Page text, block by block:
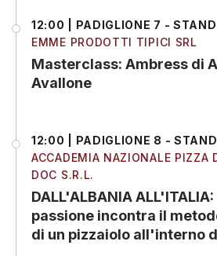
12:00 | PADIGLIONE 7 - STAND
EMME PRODOTTI TIPICI SRL
Masterclass: Ambress di
Avallone
12:00 | PADIGLIONE 8 -
ACCADEMIA NAZIONALE PIZZA
DOC S.R.L.
DALL'ALBANIA
passione incontra il
di un pizzaiolo all'interno